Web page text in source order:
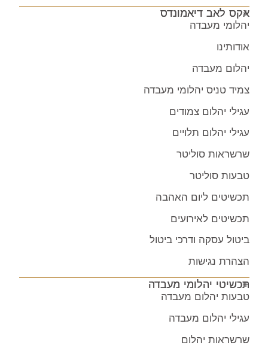
אקס לאב דיאמונדס
יהלומי מעבדה
אודותינו
יהלום מעבדה
צמיד טניס יהלומי מעבדה
עגילי יהלום צמודים
עגילי יהלום תלויים
שרשראות סוליטר
טבעות סוליטר
תכשיטים ליום האהבה
תכשיטים לאירועים
ביטול עסקה ודרכי ביטול
הצהרת נגישות
תכשיטי יהלומי מעבדה
טבעות יהלום מעבדה
עגילי יהלום מעבדה
שרשראות יהלום